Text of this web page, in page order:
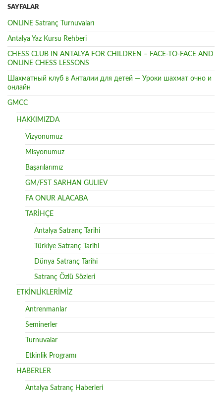
SAYFALAR
ONLINE Satranç Turnuvaları
Antalya Yaz Kursu Rehberi
CHESS CLUB IN ANTALYA FOR CHILDREN – FACE-TO-FACE AND
ONLINE CHESS LESSONS
Шахматный клуб в Анталии для детей — Уроки шахмат очно и
онлайн
GMCC
HAKKIMIZDA
Vizyonumuz
Misyonumuz
Başarılarımız
GM/FST SARHAN GULIEV
FA ONUR ALACABA
TARİHÇE
Antalya Satranç Tarihi
Türkiye Satranç Tarihi
Dünya Satranç Tarihi
Satranç Özlü Sözleri
ETKİNLİKLERİMİZ
Antrenmanlar
Seminerler
Turnuvalar
Etkinlik Programı
HABERLER
Antalya Satranç Haberleri